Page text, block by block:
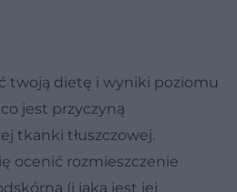
twoją dietę i wyniki poziomu
jest przyczyną
tkanki tłuszczowej.
ocenić rozmieszczenie
(i jaka jest jej